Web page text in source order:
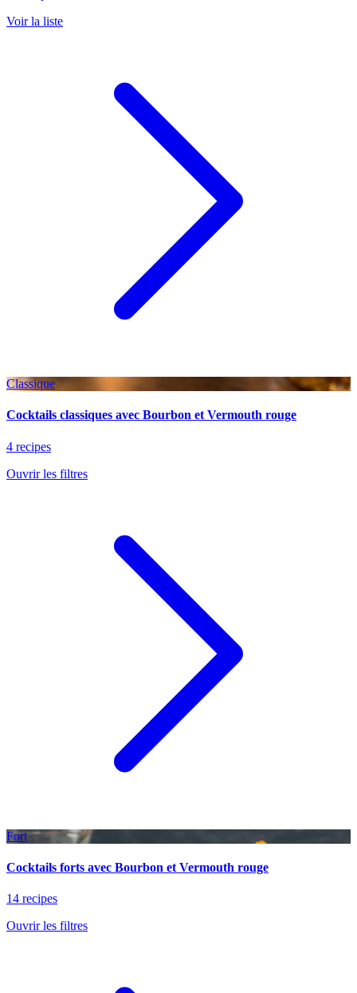
Voir la liste
Classique
Cocktails classiques avec Bourbon et Vermouth rouge
4 recipes
Ouvrir les filtres
Fort
Cocktails forts avec Bourbon et Vermouth rouge
14 recipes
Ouvrir les filtres